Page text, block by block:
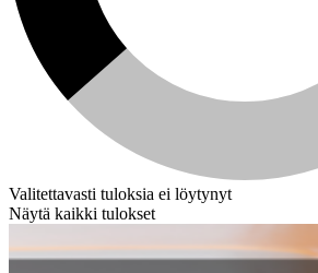
Valitettavasti tuloksia ei löytynyt
Näytä kaikki tulokset